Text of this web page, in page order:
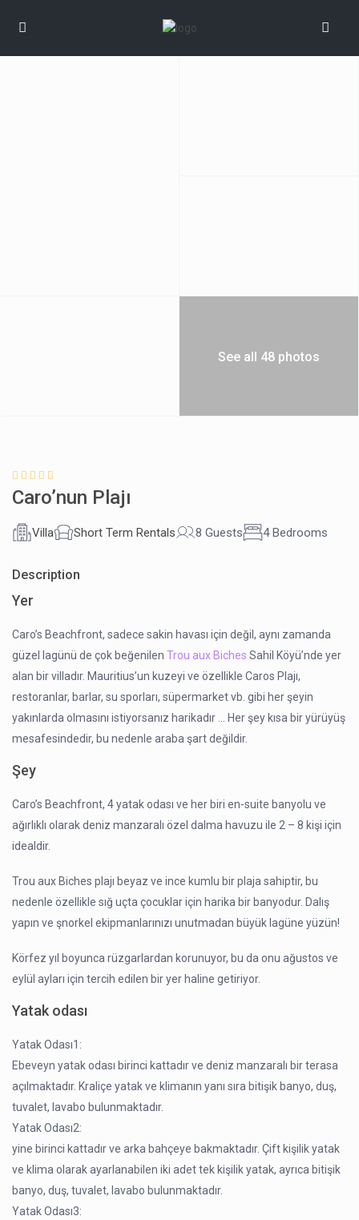
See all 48 photos
Caro’nun Plajı
Villa Short Term Rentals 8 Guests 4 Bedrooms
Description
Yer
Caro’s Beachfront, sadece sakin havası için değil, aynı zamanda
güzel lagünü de çok beğenilenTrou aux Biches Sahil Köyü’nde yer
alan bir villadır. Mauritius’un kuzeyi ve özellikle Caros Plajı,
restoranlar, barlar, su sporları, süpermarket vb. gibi her şeyin
yakınlarda olmasını istiyorsanız harikadır … Her şey kısa bir yürüyüş
mesafesindedir, bu nedenle araba şart değildir.
Şey
Caro’s Beachfront, 4 yatak odası ve her biri en-suite banyolu ve
ağırlıklı olarak deniz manzaralı özel dalma havuzu ile 2 – 8 kişi için
idealdir.
Trou aux Biches plajı beyaz ve ince kumlu bir plaja sahiptir, bu
nedenle özellikle sığ uçta çocuklar için harika bir banyodur. Dalış
yapın ve şnorkel ekipmanlarınızı unutmadan büyük lagüne yüzün!
Körfez yıl boyunca rüzgarlardan korunuyor, bu da onu ağustos ve
eylül ayları için tercih edilen bir yer haline getiriyor.
Yatak odası
Yatak Odası1:
Ebeveyn yatak odası birinci kattadır ve deniz manzaralı bir terasa
açılmaktadır. Kraliçe yatak ve klimanın yanı sıra bitişik banyo, duş,
tuvalet, lavabo bulunmaktadır.
Yatak Odası2:
yine birinci kattadır ve arka bahçeye bakmaktadır. Çift kişilik yatak
ve klima olarak ayarlanabilen iki adet tek kişilik yatak, ayrıca bitişik
banyo, duş, tuvalet, lavabo bulunmaktadır.
Yatak Odası3: